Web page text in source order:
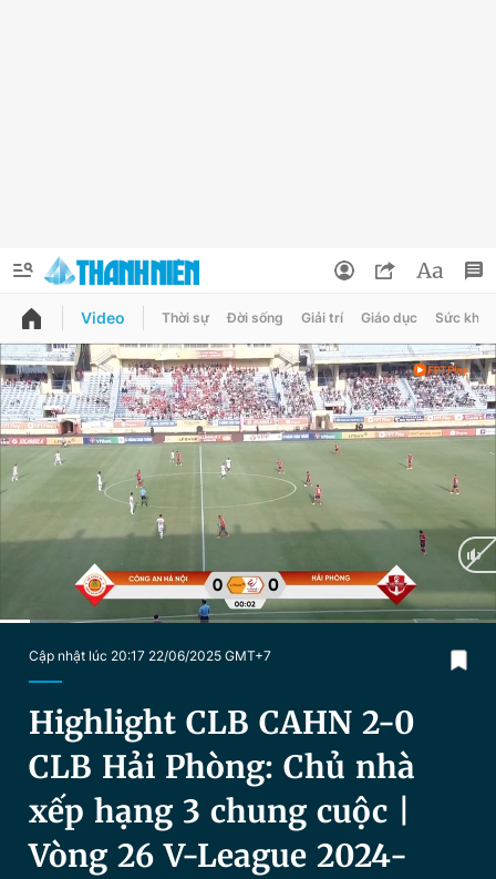
QUẢNG CÁO
Chuyên mục
Chuyên mục khác
Chào ngày mới Tin 24h
Video Magazine
Sản phẩm khác
Tiện ích Bạn cần biết
Thông tin tài khoản
Đổi mật khẩu
Tin đã lưu
Tin đã xem
Đăng xuất
Video Thời sự Đời sống Giải trí Giáo dục Sức khỏe
Cập nhật lúc 20:17 22/06/2025 GMT+7
Highlight CLB CAHN 2-0
CLB Hải Phòng: Chủ nhà
xếp hạng 3 chung cuộc |
Vòng 26 V-League 2024-